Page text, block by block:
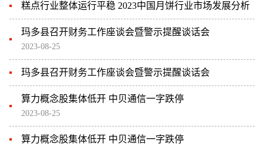
糕点行业整体运行平稳 2023中国月饼行业市场发展分析
玛多县召开财务工作座谈会暨警示提醒谈话会
2023-08-25
玛多县召开财务工作座谈会暨警示提醒谈话会
算力概念股集体低开 中贝通信一字跌停
2023-08-25
算力概念股集体低开 中贝通信一字跌停